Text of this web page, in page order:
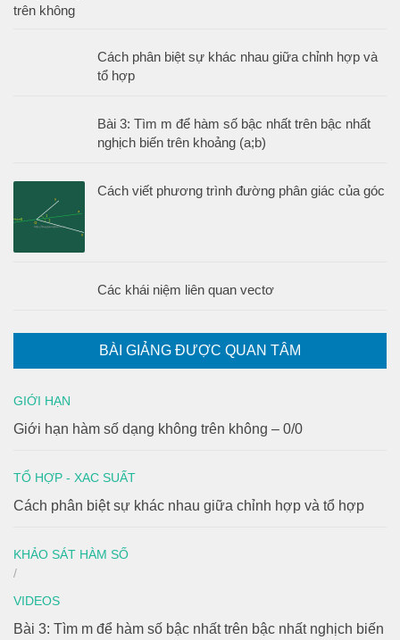
Cách phân biệt sự khác nhau giữa chỉnh hợp và
tổ hợp
Bài 3: Tìm m để hàm số bậc nhất trên bậc nhất
nghịch biến trên khoảng (a;b)
Cách viết phương trình đường phân giác của góc
Các khái niệm liên quan vectơ
BÀI GIẢNG ĐƯỢC QUAN TÂM
GIỚI HẠN
Giới hạn hàm số dạng không trên không – 0/0
TỔ HỢP - XAC SUẤT
Cách phân biệt sự khác nhau giữa chỉnh hợp và tổ hợp
KHẢO SÁT HÀM SỐ
/
VIDEOS
Bài 3: Tìm m để hàm số bậc nhất trên bậc nhất nghịch biến